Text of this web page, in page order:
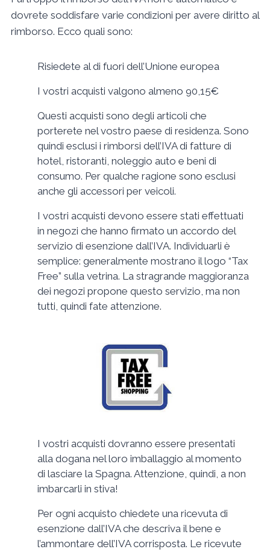
dovrete soddisfare varie condizioni per avere diritto al
rimborso. Ecco quali sono:
Risiedete al di fuori dell’Unione europea
I vostri acquisti valgono almeno 90,15€
Questi acquisti sono degli articoli che
porterete nel vostro paese di residenza. Sono
quindi esclusi i rimborsi dell’IVA di fatture di
hotel, ristoranti, noleggio auto e beni di
consumo. Per qualche ragione sono esclusi
anche gli accessori per veicoli.
I vostri acquisti devono essere stati effettuati
in negozi che hanno firmato un accordo del
servizio di esenzione dall’IVA. Individuarli è
semplice: generalmente mostrano il logo “Tax
Free” sulla vetrina. La stragrande maggioranza
dei negozi propone questo servizio, ma non
tutti, quindi fate attenzione.
I vostri acquisti dovranno essere presentati
alla dogana nel loro imballaggio al momento
di lasciare la Spagna. Attenzione, quindi, a non
imbarcarli in stiva!
Per ogni acquisto chiedete una ricevuta di
esenzione dall’IVA che descriva il bene e
l’ammontare dell’IVA corrisposta. Le ricevute